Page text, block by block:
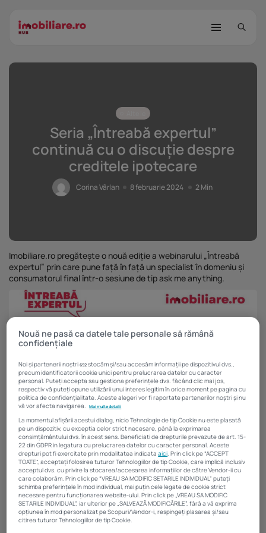
STUDIU Imobiliare.ro: Câtă încredere
mai...
25 noiembrie 2025 8 Min
25 noiembrie 2025 9 Min
Investiții imobiliare de peste 425...
20 noiembrie 2025
Seria „Întreabă expertul”
continuă cu o discuție despre
creditele ipotecare
Corina Vârlan 8 februarie 2024 2 Min
Imobiliare.ro pregătește o nouă ediție a webinarului „Întreabă
expertul” prin care pune față în față un specialist în domeniu și
consumatorul final într-o sesiune de tip ask me anything.
Invitatul webinarului „Întreabă expertul” va fi Doru Iliescu, General
ManagerImobiliare.ro Finance– brokerul de credite din cadrul
grupului Imobiliare.ro. El conduce o rețea cu mai bine de 200 de
Nouă ne pasă ca datele tale personale să rămână
confidențiale
Noi și partenerii noștri692 stocăm și/sau accesăm informații pe dispozitivul dvs.,
precum identificatorii cookie unici pentru prelucrarea datelor cu caracter
personal. Puteți accepta sau gestiona preferințele dvs. făcând clic mai jos,
respectiv vă puteți opune utilizării unui interes legitim în orice moment pe pagina cu
politica de confidențialitate. Aceste alegeri vor fi raportate partenerilor noștri și nu
vă vor afecta navigarea.
Mai multe detalii
La momentul afișării acestui dialog, nicio Tehnologie de tip Cookie nu este plasată
pe un dispozitiv, cu exceptia celor strict necesare, până la exprimarea
consimțământului dvs. în acest sens. Beneficiati de drepturile prevazute de art. 15-
22 din GDPR in legatura cu prelucrarea datelor cu caracter personal. Aceste
drepturi pot fi exercitate prin modalitatea indicataaici. Prin click pe “ACCEPT
TOATE”, acceptați folosirea tuturor Tehnologiilor de tip Cookie, care implică inclusiv
acceptul dvs. cu privire la stocarea/accesarea informațiilor de către Vendor-ii cu
care colaborăm. Prin click pe “VREAU SA MODIFIC SETARILE INDIVIDUAL” puteți
schimba preferințele în mod individual, mai puțin cele legate de cookie strict
necesare pentru funcționarea website-ului. Prin click pe „VREAU SA MODIFIC
SETARILE INDIVIDUAL”, iar ulterior pe „SALVEAZĂ MODIFICĂRILE”, fără a vă exprima
opțiunea în mod personalizat pe Scopuri/Vendor-i, respingeți plasarea și/sau
citirea tuturor Tehnologiilor de tip Cookie.